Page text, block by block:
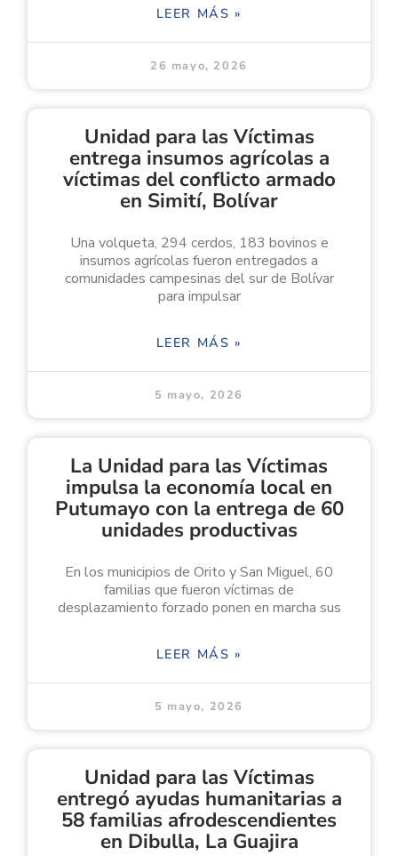
LEER MÁS »
26 mayo, 2026
Unidad para las Víctimas
entrega insumos agrícolas a
víctimas del conflicto armado
en Simití, Bolívar
Una volqueta, 294 cerdos, 183 bovinos e
insumos agrícolas fueron entregados a
comunidades campesinas del sur de Bolívar
para impulsar
LEER MÁS »
5 mayo, 2026
La Unidad para las Víctimas
impulsa la economía local en
Putumayo con la entrega de 60
unidades productivas
En los municipios de Orito y San Miguel, 60
familias que fueron víctimas de
desplazamiento forzado ponen en marcha sus
LEER MÁS »
5 mayo, 2026
Unidad para las Víctimas
entregó ayudas humanitarias a
58 familias afrodescendientes
en Dibulla, La Guajira